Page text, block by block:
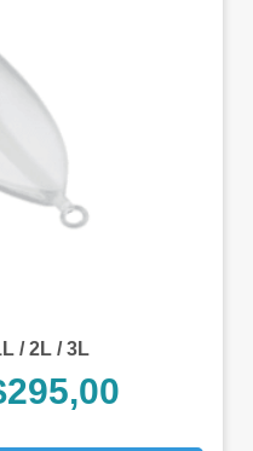
/ 2L / 3L
295,00